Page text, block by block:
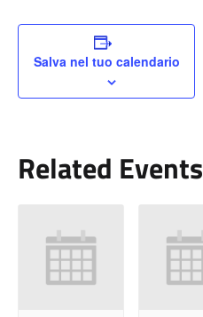
Salva nel tuo calendario
Related Events